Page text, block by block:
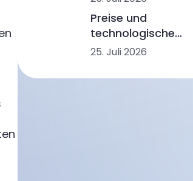
und
biochemischen
Untersuchungen
Schaffung
langfristiger
Werte in der
Human- und
Preise und
technologische
Trends bei
Analysegeräten in
25. Juli 2026